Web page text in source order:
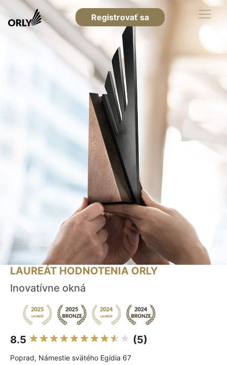
Registrovať sa
LAUREÁT HODNOTENIA ORLY
Inovatívne okná
8.5 (5)
Poprad, Námestie svätého Egídia 67